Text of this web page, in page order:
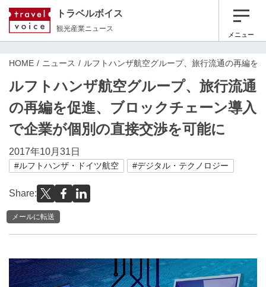
トラベルボイス
観光産業ニュース
メニュー
HOME ニュース ルフトハンザ航空グループ、旅行流通の再編を
ルフトハンザ航空グループ、旅行流通
の再編を促進、ブロックチェーン導入
で企業が個別の直接交渉を可能に
2017年10月31日
#ルフトハンザ・ドイツ航空 #デジタル・テクノロジー
Share:
メールに転送